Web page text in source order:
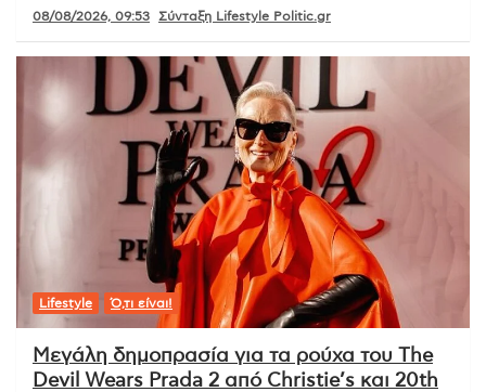
08/08/2026, 09:53 Σύνταξη Lifestyle Politic.gr
Lifestyle Ό,τι είναι!
Μεγάλη δημοπρασία για τα ρούχα του The
Devil Wears Prada 2 από Christie’s και 20th